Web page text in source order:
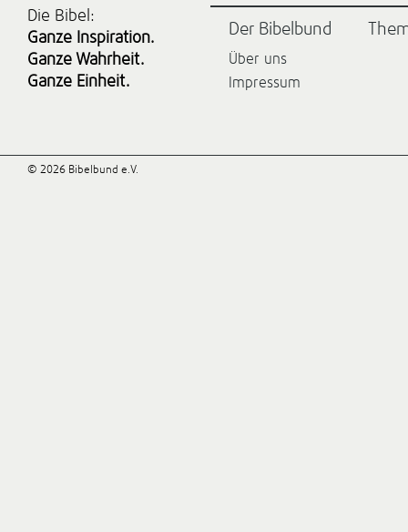
Die Bibel:
Ganze Inspiration.
Ganze Wahrheit.
Ganze Einheit.
Der Bibelbund
Über uns
Impressum
© 2026 Bibelbund e.V.